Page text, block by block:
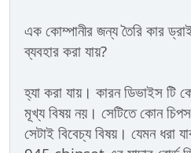
এক কোম্পানীর জন্য তৈরি কার
ব্যবহার করা যায়?
হ্যা করা যায়। কারন ডিভাইস টি
মূখ্য বিষয় নয়। সেটিতে কোন
সেটাই বিবেচ্য বিষয়। যেমন